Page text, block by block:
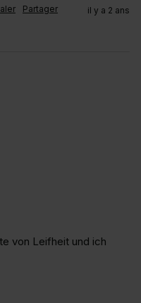
Partager il y a 2 ans
von Leifheit und ich